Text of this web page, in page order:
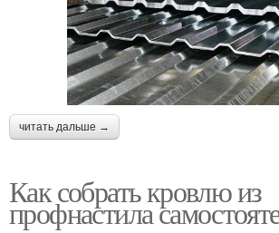
читать дальше →
Как собрать кровлю из
профнастила